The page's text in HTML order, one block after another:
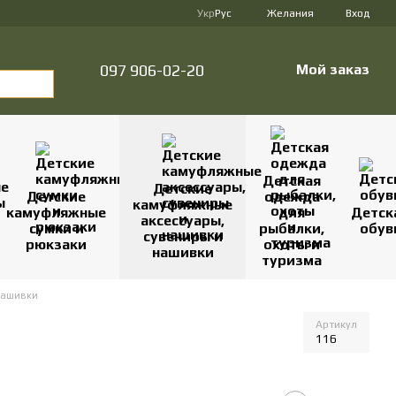
УкрРус Желания Вход
097 906-02-20 Мой заказ
Детские
камуфляжные
сумки и
рюкзаки
Детские
камуфляжные
аксессуары,
сувениры и
нашивки
Детская
одежда
для
рыбалки,
охоты и
туризма
Артикул
116